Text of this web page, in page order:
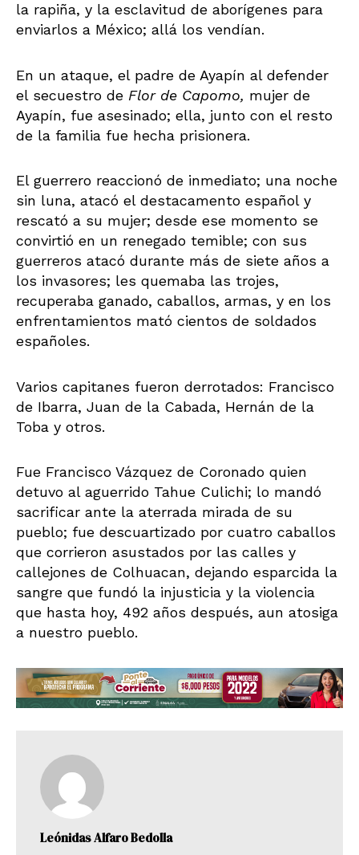
la rapiña, y la esclavitud de aborígenes para
enviarlos a México; allá los vendían.
En un ataque, el padre de Ayapín al defender
el secuestro de Flor de Capomo, mujer de
Ayapín, fue asesinado; ella, junto con el resto
de la familia fue hecha prisionera.
El guerrero reaccionó de inmediato; una noche
sin luna, atacó el destacamento español y
rescató a su mujer; desde ese momento se
convirtió en un renegado temible; con sus
guerreros atacó durante más de siete años a
los invasores; les quemaba las trojes,
recuperaba ganado, caballos, armas, y en los
enfrentamientos mató cientos de soldados
españoles.
Varios capitanes fueron derrotados: Francisco
de Ibarra, Juan de la Cabada, Hernán de la
Toba y otros.
Fue Francisco Vázquez de Coronado quien
detuvo al aguerrido Tahue Culichi; lo mandó
sacrificar ante la aterrada mirada de su
pueblo; fue descuartizado por cuatro caballos
que corrieron asustados por las calles y
callejones de Colhuacan, dejando esparcida la
sangre que fundó la injusticia y la violencia
que hasta hoy, 492 años después, aun atosiga
a nuestro pueblo.
Leónidas Alfaro Bedolla